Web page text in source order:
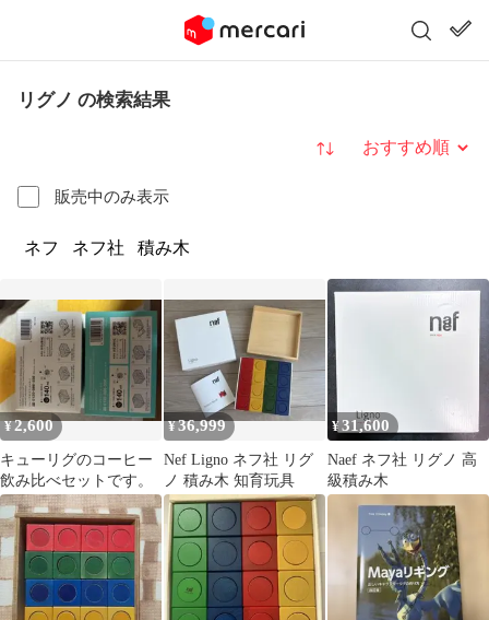
リグノ の検索結果
販売中のみ表示
並び替え
ネフ ネフ社 積み木
¥2,600
キューリグのコーヒー
飲み比べセットです。
¥36,999
Nef Ligno ネフ社 リグ
ノ 積み木 知育玩具
¥31,600
Naef ネフ社 リグノ 高
級積み木